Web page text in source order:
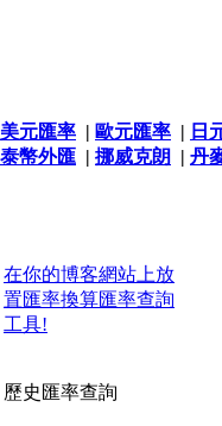
美元匯率 | 歐元匯率 | 日
泰幣外匯 | 挪威克朗 | 丹
在你的博客網站上放
置匯率換算匯率查詢
工具!
歷史匯率查詢